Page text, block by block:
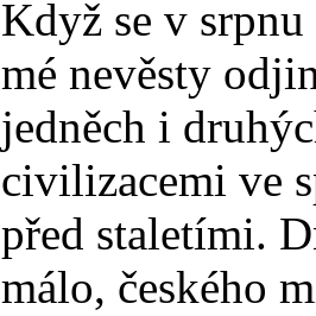
Když se v
mé nevěsty
jedněch i
civilizacemi ve
před staletími.
málo, českého